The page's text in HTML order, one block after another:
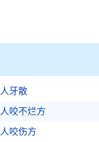
人牙散
人咬不烂方
人咬伤方